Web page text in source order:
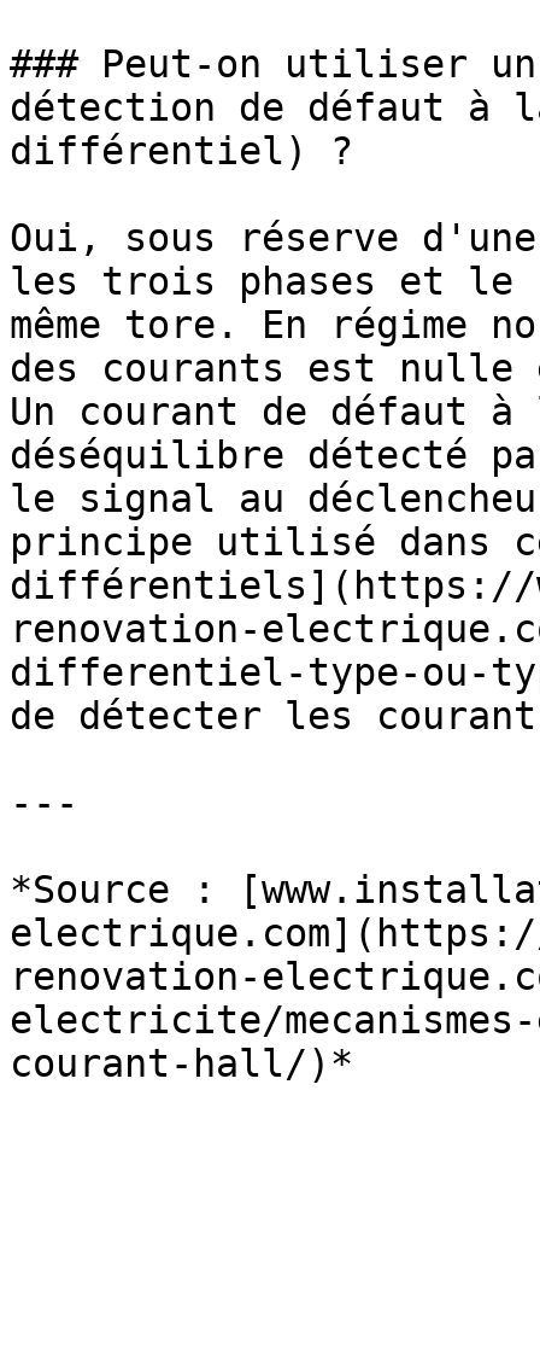
### Peut-on utiliser
détection de défaut à
différentiel) ?
Oui, sous réserve
les trois phases et le
même tore. En régime
des courants est
Un courant de défaut
déséquilibre détecté
le signal au
principe utilisé dans
différentiels](https://
renovation-
differentiel-type-ou-
de détecter les
---
*Source :
renovation-
electricite/